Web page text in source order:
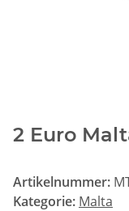
2 Euro
Artikelnummer:
Kategorie: Malta